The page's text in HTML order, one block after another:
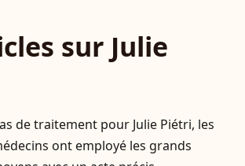
sur Julie
de traitement pour Julie Piétri, les
ont employé les grands